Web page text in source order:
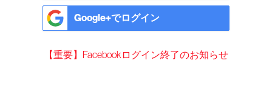
Google+でログイン
【重要】Facebookログイン終了のお知らせ